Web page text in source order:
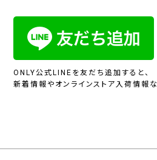
ONLY公式LINEを友だち追加すると、
新着情報やオンラインストア入荷情報な